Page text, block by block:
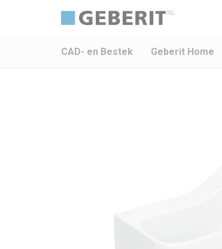
NL
CAD- en Bestek Geberit Home